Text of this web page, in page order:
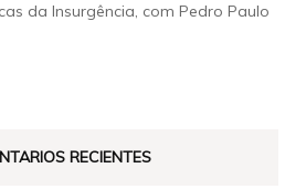
da Insurgência, com Pedro Paulo
RECIENTES